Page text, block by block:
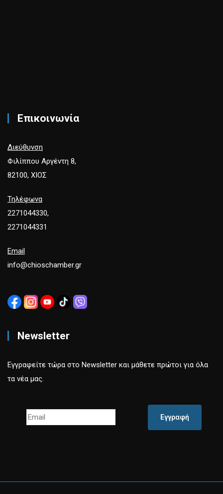
Επικοινωνία
Διεύθυνση
Φιλίππου Αργέντη 8,
82100, ΧΙΟΣ
Τηλέφωνα
2271044330,
2271044331
Email
info@chioschamber.gr
Newsletter
Εγγραφείτε τώρα στο Newsletter και μάθετε πρώτοι για όλα
τα νέα μας.
Εγγραφή